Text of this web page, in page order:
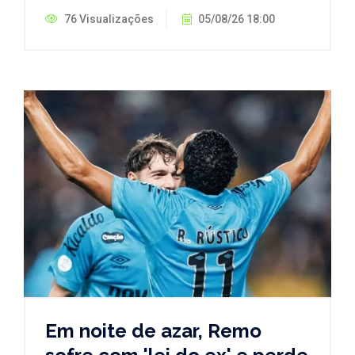
76 Visualizações 05/08/26 18:00
Em noite de azar, Remo